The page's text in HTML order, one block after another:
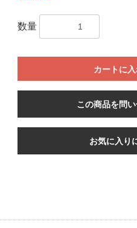
数量
カートに
この商品を問
お気に入り